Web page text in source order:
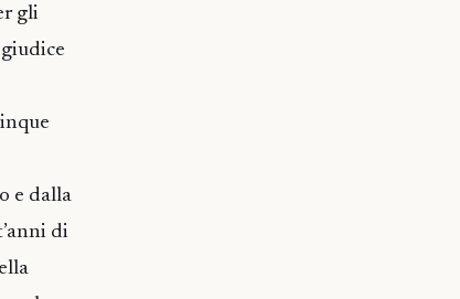
gli
e dalla
di